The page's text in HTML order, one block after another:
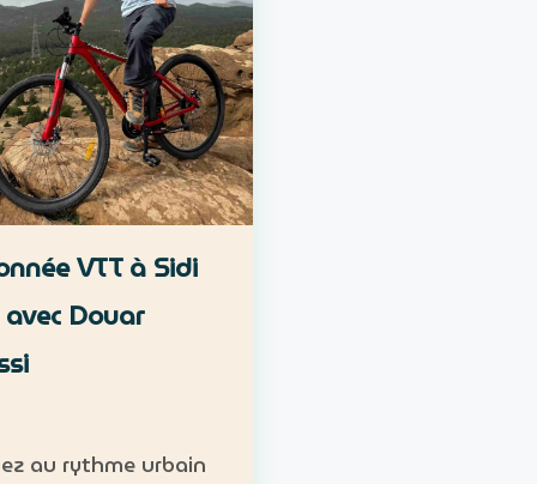
VTT à Sidi
Douar
au rythme urbain